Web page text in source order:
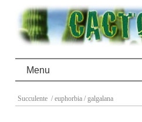
Menu
Succulente / euphorbia / galgalana